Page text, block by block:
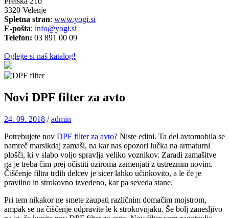
3320 Velenje
Spletna stran: www.yogi.si
E-pošta: info@yogi.si
Telefon: 03 891 00 09
Oglejte si naš katalog!
Novi DPF filter za avto
24. 09. 2018 /admin
Potrebujete nov DPF filter za avto? Niste edini. Ta del avtomobila se
namreč marsikdaj zamaši, na kar nas opozori lučka na armaturni
plošči, ki v slabo voljo spravlja veliko voznikov. Zaradi zamašitve
ga je treba čim prej očistiti oziroma zamenjati z ustreznim novim.
Čiščenje filtra trdih delcev je sicer lahko učinkovito, a le če je
pravilno in strokovno izvedeno, kar pa seveda stane.
Pri tem nikakor ne smete zaupati različnim domačim mojstrom,
ampak se na čiščenje odpravite le k strokovnjaku. Še bolj zanesljivo